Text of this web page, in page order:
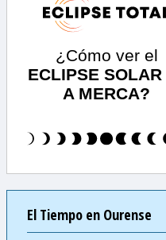
¿Cómo ver el
ECLIPSE SOLAR
A MERCA?
El Tiempo en Ourense